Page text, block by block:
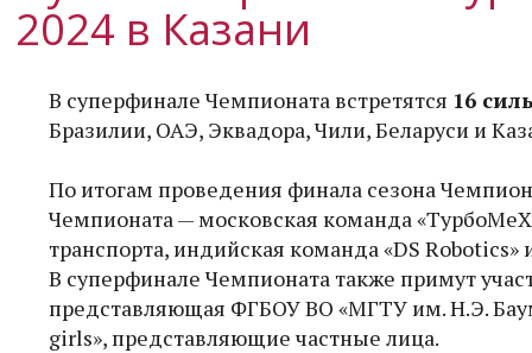
2024 в Казани
В суперфинале Чемпионата встретятся 16
Бразилии, ОАЭ, Эквадора, Чили, Беларуси и
По итогам проведения финала сезона
Чемпионата — московская команда
транспорта, индийская команда «DS
В суперфинале Чемпионата также примут
представляющая ФГБОУ ВО «МГТУ им. Н.Э.
girls», представляющие частные лица.